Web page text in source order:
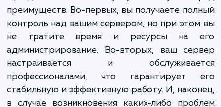
спектр работ, начиная от начальной
сервера и заканчивая его
обслуживанием и технической
устанавливаем необходимое
обеспечение, настраиваем
безопасности, управляем ресурсами
оптимизируем его работу в